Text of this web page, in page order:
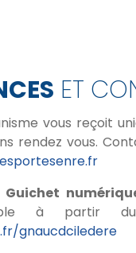
ET
vous reçoit
rendez vous.
à partir
gnaucdciledere